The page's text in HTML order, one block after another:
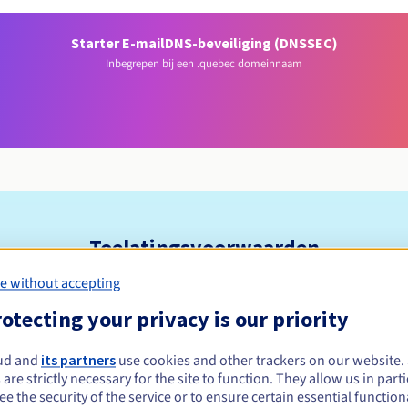
Starter E-mailDNS-beveiliging (DNSSEC)
Inbegrepen bij een .quebec domeinnaam
Toelatingsvoorwaarden
natuurlijke en rechtspersonen die banden hebben met de
culturele, toeristische, commerciële of andere aard zijn, voor
daar geen nadeel van ondervindt. De verandering van eigenaar
without accepting
your privacy is our priority
and its partners use cookies and other trackers on our website.
strictly necessary for the site to function. They allow us in
the security of the service or to ensure certain essential